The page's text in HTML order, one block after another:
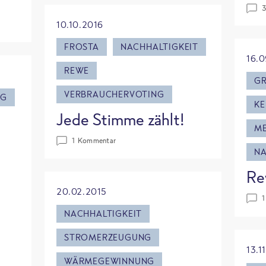
10.10.2016
FROSTA
NACHHALTIGKEIT
REWE
VERBRAUCHERVOTING
Jede Stimme zählt!
1 Kommentar
20.02.2015
NACHHALTIGKEIT
STROMERZEUGUNG
WÄRMEGEWINNUNG